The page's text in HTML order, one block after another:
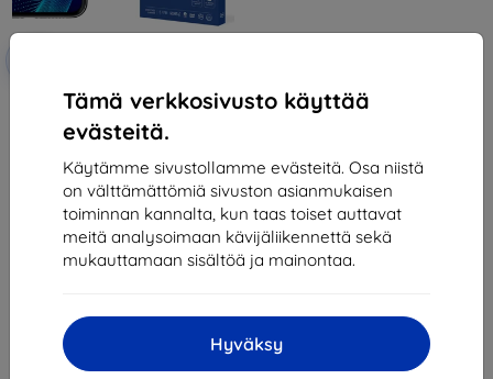
Tämä verkkosivusto käyttää
evästeitä.
Käytämme sivustollamme evästeitä. Osa niistä
on välttämättömiä sivuston asianmukaisen
toiminnan kannalta, kun taas toiset auttavat
meitä analysoimaan kävijäliikennettä sekä
mukauttamaan sisältöä ja mainontaa.
Hyväksy
3mk FlexibleGlass Pro Hybrid
glass for TCL TAB 10L
37,89 €
34,10 €
Varastossa > 5 kpl
yhteensä5.